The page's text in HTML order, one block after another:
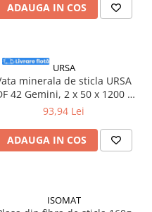
ADAUGA IN COS
URSA
minerala de sticla URSA
42 Gemini, 2 x 50 x 1200 x
6200 mm , 14.88mp/rolă
93,94 Lei
ADAUGA IN COS
ISOMAT